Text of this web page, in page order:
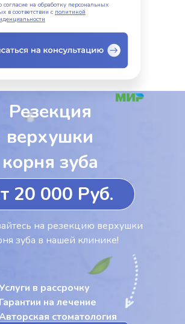
на обработку персональных
в соответствии с политикой
Резекция
верхушки
корня зуба
на резекцию верхушки
зуба в нашей клинике!
в рассрочку
Гарантии на лечение
стоматология
20 000 Руб.